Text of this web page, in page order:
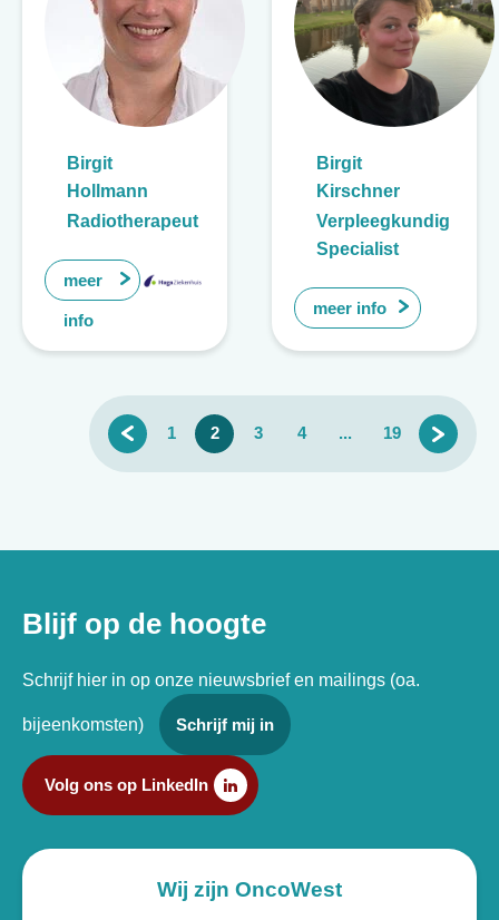
Birgit
Hollmann
Radiotherapeut
meer
info
Birgit
Kirschner
Verpleegkundig
Specialist
meer info
< 1 2 3 4 ... 19 >
Blijf op de hoogte
Schrijf hier in op onze nieuwsbrief en mailings (oa.
bijeenkomsten) Schrijf mij in
Volg ons op LinkedIn
Wij zijn OncoWest